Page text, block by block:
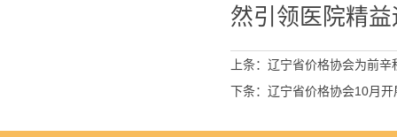
然引领医院精
上条： 辽宁省价格协会为前辛
下条： 辽宁省价格协会10月